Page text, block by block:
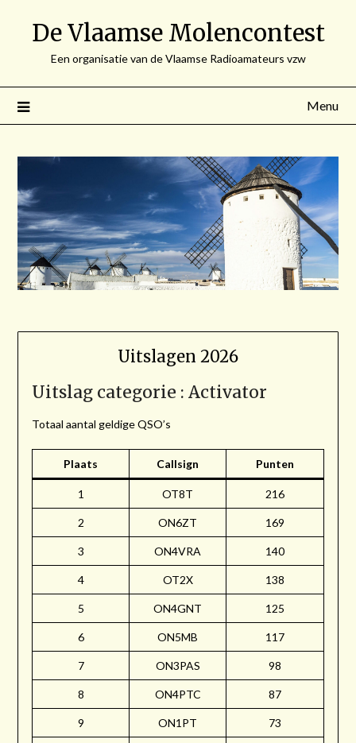
De Vlaamse Molencontest
Een organisatie van de Vlaamse Radioamateurs vzw
Menu
Uitslagen 2026
Uitslag categorie : Activator
Totaal aantal geldige QSO’s
Plaats Callsign Punten
1 OT8T 216
2 ON6ZT 169
3 ON4VRA 140
4 OT2X 138
5 ON4GNT 125
6 ON5MB 117
7 ON3PAS 98
8 ON4PTC 87
9 ON1PT 73